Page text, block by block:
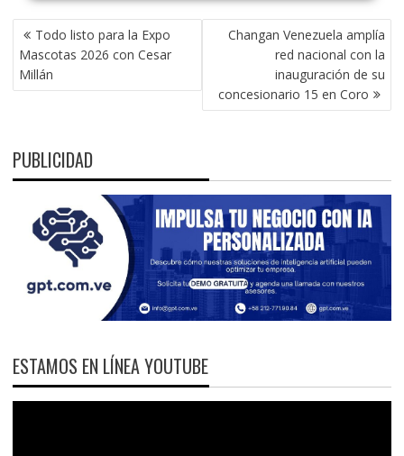
NAVEGACIÓN
DE
ENTRADAS
Todo listo para la Expo
Mascotas 2026 con Cesar
Millán
Changan Venezuela amplía
red nacional con la
inauguración de su
concesionario 15 en Coro
PUBLICIDAD
ESTAMOS EN LÍNEA YOUTUBE